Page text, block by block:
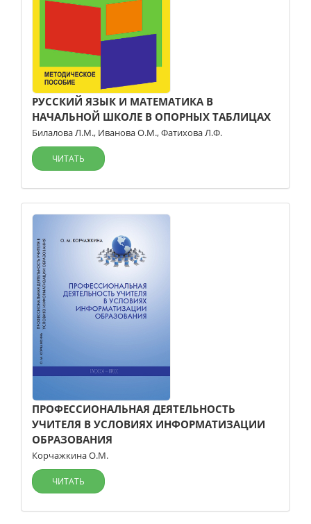
РУССКИЙ ЯЗЫК И МАТЕМАТИКА В
НАЧАЛЬНОЙ ШКОЛЕ В ОПОРНЫХ ТАБЛИЦАХ
Билалова Л.М., Иванова О.М.,Фатихова Л.Ф.
ЧИТАТЬ
ПРОФЕССИОНАЛЬНАЯ ДЕЯТЕЛЬНОСТЬ
УЧИТЕЛЯ В УСЛОВИЯХ ИНФОРМАТИЗАЦИИ
ОБРАЗОВАНИЯ
Корчажкина О.М.
ЧИТАТЬ